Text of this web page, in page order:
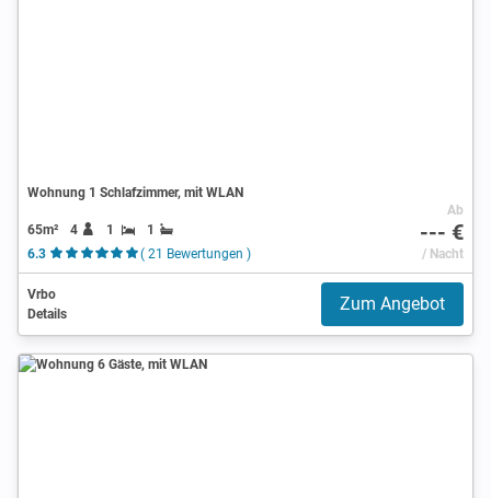
Wohnung 1 Schlafzimmer, mit WLAN
65m² 4 1
1
6.3
( 21 Bewertungen )
Ab
--- €
/ Nacht
Vrbo
Details
Zum Angebot